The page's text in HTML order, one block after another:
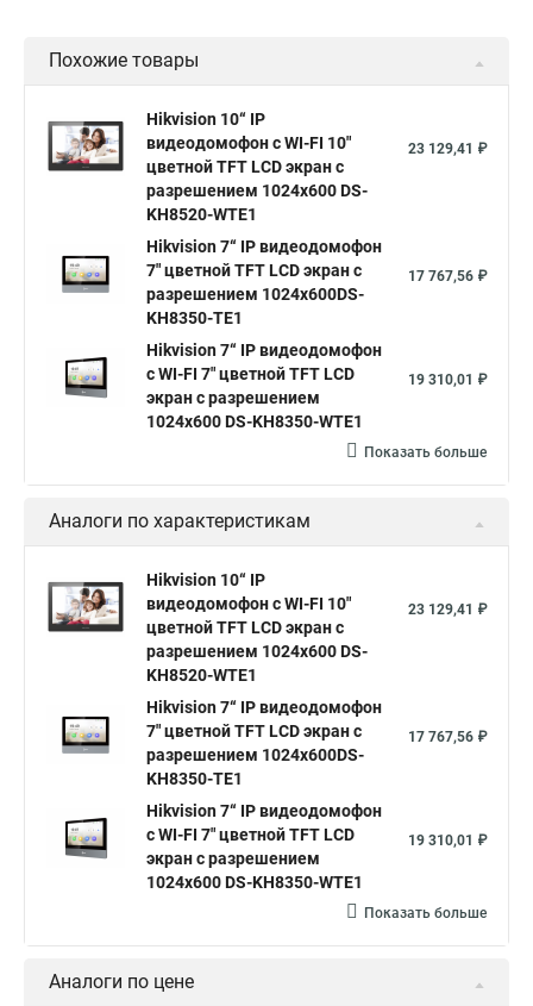
Похожие товары
Hikvision 10“ IP
видеодомофон с WI-FI 10"
цветной TFT LCD экран с
разрешением 1024х600 DS-
KH8520-WTE1
23 129,41 ₽
Hikvision 7“ IP видеодомофон
7" цветной TFT LCD экран с
разрешением 1024х600DS-
KH8350-TE1
17 767,56 ₽
Hikvision 7“ IP видеодомофон
с WI-FI 7" цветной TFT LCD
экран с разрешением
1024х600 DS-KH8350-WTE1
19 310,01 ₽
Показать больше
Аналоги по характеристикам
Hikvision 10“ IP
видеодомофон с WI-FI 10"
цветной TFT LCD экран с
разрешением 1024х600 DS-
KH8520-WTE1
23 129,41 ₽
Hikvision 7“ IP видеодомофон
7" цветной TFT LCD экран с
разрешением 1024х600DS-
KH8350-TE1
17 767,56 ₽
Hikvision 7“ IP видеодомофон
с WI-FI 7" цветной TFT LCD
экран с разрешением
1024х600 DS-KH8350-WTE1
19 310,01 ₽
Показать больше
Аналоги по цене